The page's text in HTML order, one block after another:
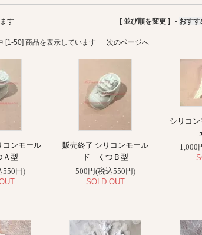
す [ 並び順を変更 ] - おすす
[1-50] 商品を表示しています 次のページへ
ンモール
型
550円)
販売終了 シリコンモール
ド くつＢ型
500円(税込550円)
SOLD OUT
シリコ
1,000